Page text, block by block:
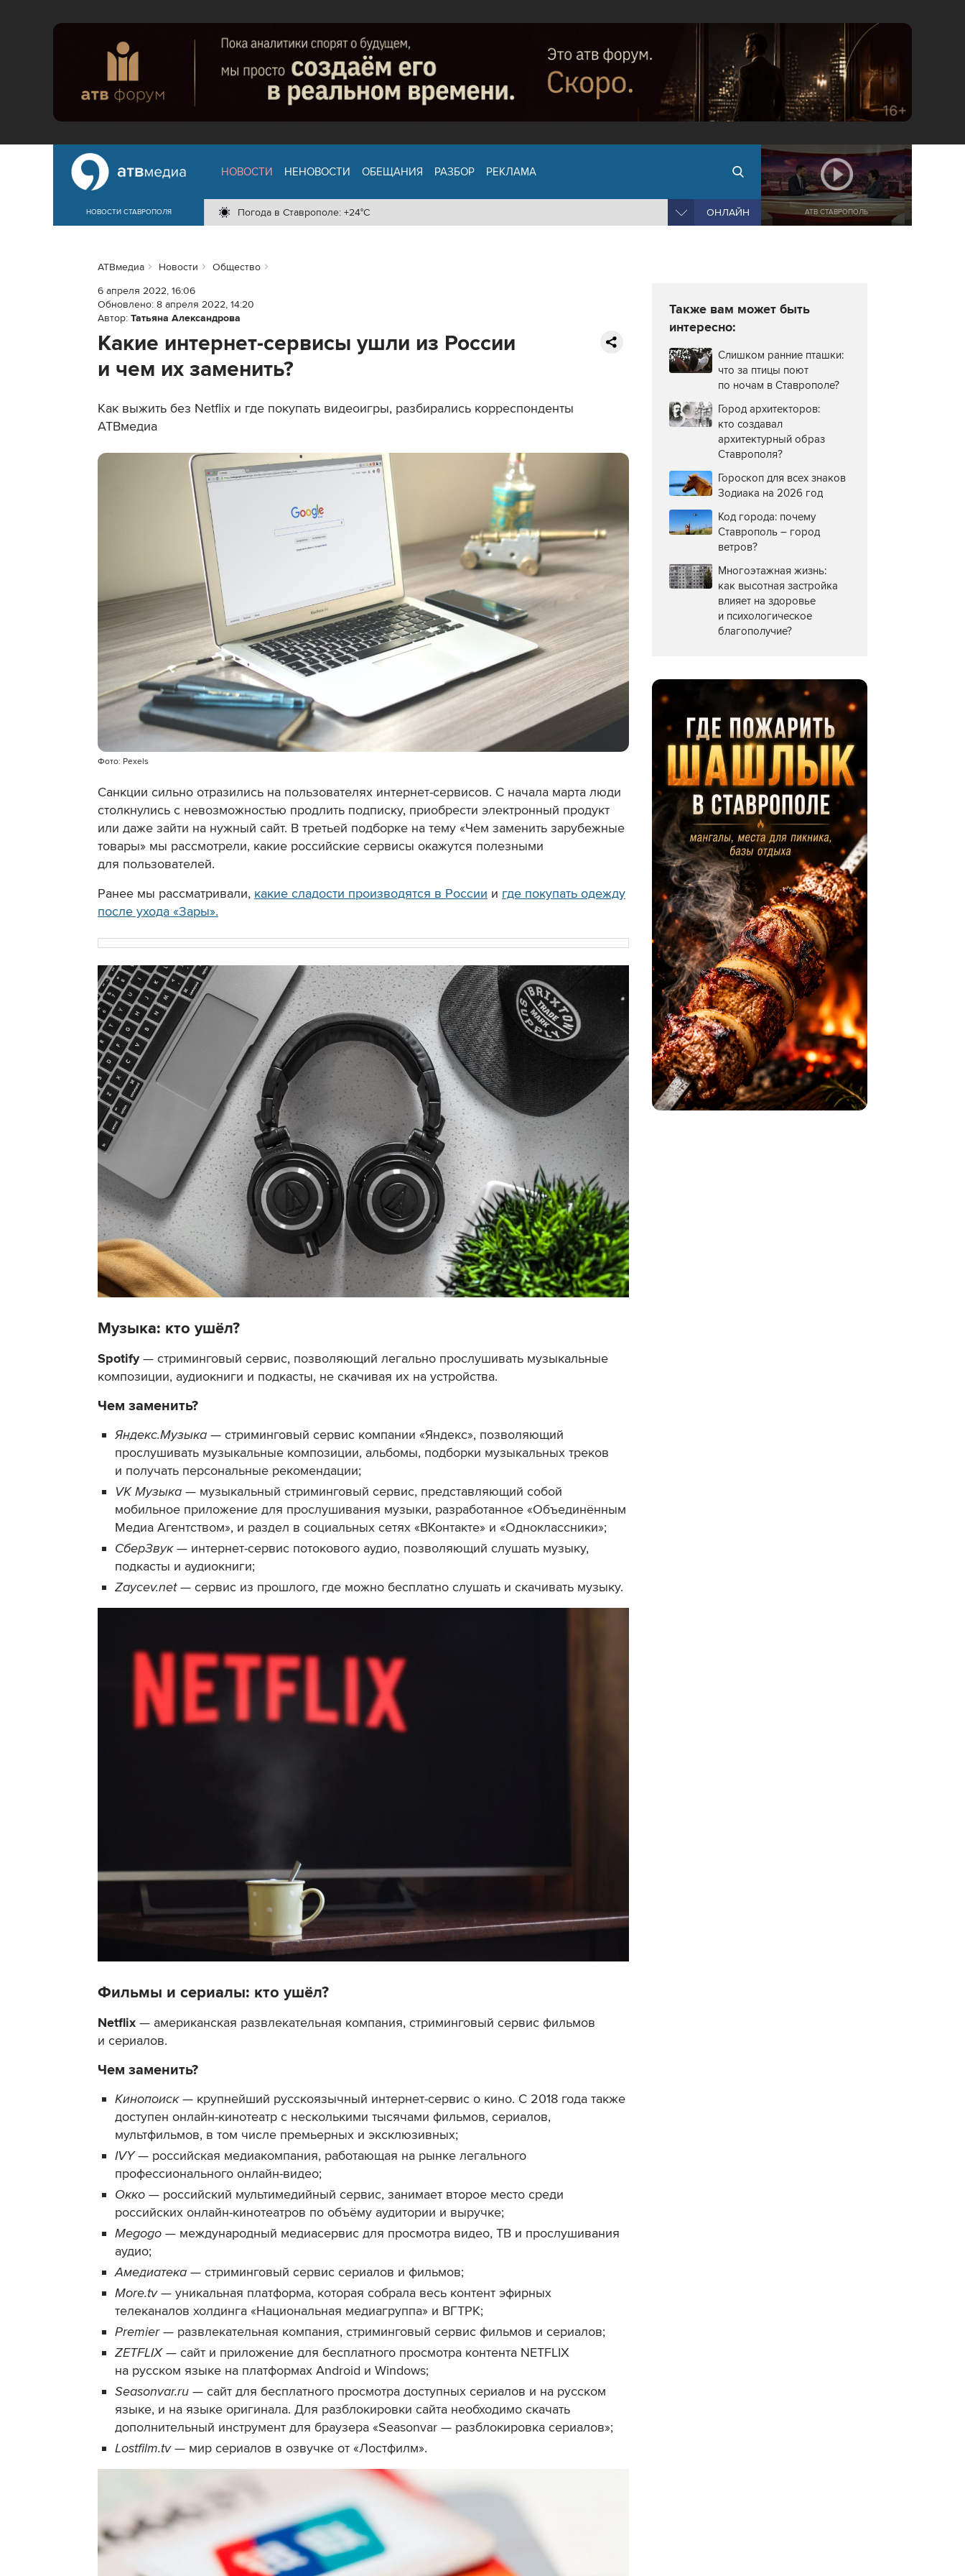
НОВОСТИ СТАВРОПОЛЯ
НОВОСТИ НЕНОВОСТИ ОБЕЩАНИЯ РАЗБОР РЕКЛАМА
Погода в Ставрополе: +24°C ОНЛАЙН АТВ СТАВРОПОЛЬ
АТВмедиа Новости
Общество
6 апреля 2022, 16:06
Обновлено: 8 апреля 2022, 14:20
Автор: Татьяна Александрова
Какие интернет-сервисы ушли из России
и чем их заменить?
Как выжить без Netflix и где покупать видеоигры, разбирались корреспонденты
АТВмедиа
Фото: Pexels
Санкции сильно отразились на пользователях интернет-сервисов. С начала марта люди
столкнулись с невозможностью продлить подписку, приобрести электронный продукт
или даже зайти на нужный сайт. В третьей подборке на тему «Чем заменить зарубежные
товары» мы рассмотрели, какие российские сервисы окажутся полезными
для пользователей.
Ранее мы рассматривали, какие сладости производятся в России и где покупать одежду
после ухода «Зары».
Музыка: кто ушёл?
Spotify— стриминговый сервис, позволяющий легально прослушивать музыкальные
композиции, аудиокниги и подкасты, не скачивая их на устройства.
Чем заменить?
Яндекс.Музыка — стриминговый сервис компании «Яндекс», позволяющий
прослушивать музыкальные композиции, альбомы, подборки музыкальных треков
и получать персональные рекомендации;
VK Музыка — музыкальный стриминговый сервис, представляющий собой
мобильное приложение для прослушивания музыки, разработанное «Объединённым
Медиа Агентством», и раздел в социальных сетях «ВКонтакте» и «Одноклассники»;
СберЗвук— интернет-сервис потокового аудио, позволяющий слушать музыку,
подкасты и аудиокниги;
Zaycev.net— сервис из прошлого, где можно бесплатно слушать и скачивать музыку.
Фильмы и сериалы: кто ушёл?
Netflix — американская развлекательная компания, стриминговый сервис фильмов
и сериалов.
Чем заменить?
Кинопоиск— крупнейший русскоязычный интернет-сервис о кино. С 2018 года также
доступен онлайн-кинотеатр с несколькими тысячами фильмов, сериалов,
мультфильмов, в том числе премьерных и эксклюзивных;
IVY— российская медиакомпания, работающая на рынке легального
профессионального онлайн-видео;
Окко — российский мультимедийный сервис, занимает второе место среди
российских онлайн-кинотеатров по объёму аудитории и выручке;
Megogo — международный медиасервис для просмотра видео, ТВ и прослушивания
аудио;
Амедиатека — стриминговый сервис сериалов и фильмов;
More.tv— уникальная платформа, которая собрала весь контент эфирных
телеканалов холдинга «Национальная медиагруппа» и ВГТРК;
Premier— развлекательная компания, стриминговый сервис фильмов и сериалов;
ZETFLIX— сайт и приложение для бесплатного просмотра контента NETFLIX
на русском языке на платформах Android и Windows;
Seasonvar.ru — сайт для бесплатного просмотра доступных сериалов и на русском
языке, и на языке оригинала. Для разблокировки сайта необходимо скачать
дополнительный инструмент для браузера «Seasonvar — разблокировка сериалов»;
Lostfilm.tv— мир сериалов в озвучке от «Лостфилм».
Также вам может быть
интересно:
Слишком ранние пташки:
что за птицы поют
по ночам в Ставрополе?
Город архитекторов:
кто создавал
архитектурный образ
Ставрополя?
Гороскоп для всех знаков
Зодиака на 2026 год
Код города: почему
Ставрополь – город
ветров?
Многоэтажная жизнь:
как высотная застройка
влияет на здоровье
и психологическое
благополучие?